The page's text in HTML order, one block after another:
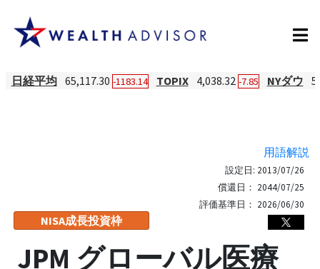
日経平均 65,117.30 -1183.14 TOPIX 4,038.32 -7.85 NYダウ
用語解説
NISA成長投資枠
設定日: 2013/07/26
償還日： 2044/07/25
評価基準日： 2026/06/30
JPM グローバル医療